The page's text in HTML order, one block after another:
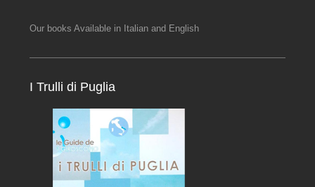
Our books Available in Italian and English
I Trulli di Puglia